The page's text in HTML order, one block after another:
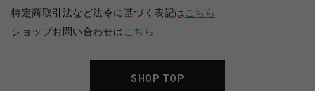
特定商取引法など法令に基づく表記は こちら
ショップお問い合わせは こちら
SHOP TOP